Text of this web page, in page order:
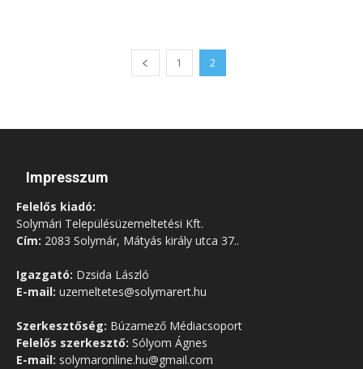
1 2
Impresszum
Felelős kiadó:
Solymári Településüzemeltetési Kft.
Cím: 2083 Solymár, Mátyás király utca 37..
Igazgató: Dzsida László
E-mail: uzemeltetes@solymarert.hu
Szerkesztőség: Búzamező Médiacsoport
Felelős szerkesztő: Sólyom Ágnes
E-mail: solymaronline.hu@gmail.com